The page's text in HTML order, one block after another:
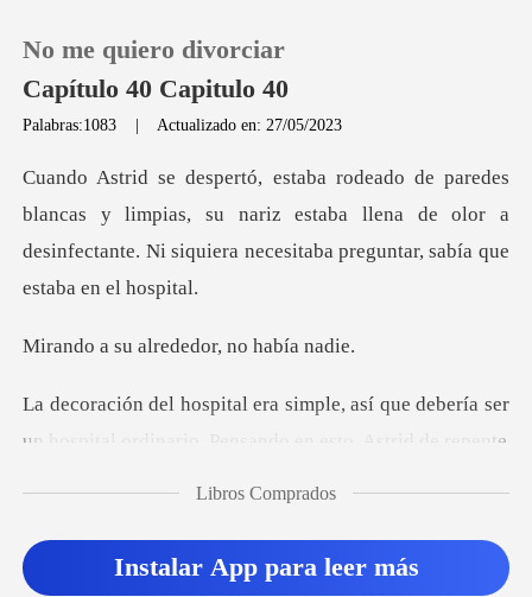
0
Recargar
No me quiero divorciar
Capítulo 40 Capitulo 40
Palabras:1083 | Actualizado en: 27/05/2023
y limpias, su nariz estaba llena de olor a
desinfectante. Ni
alrededor, no
así que debería ser
un hospital ordinar
Libros Comprados
Instalar App para leer más